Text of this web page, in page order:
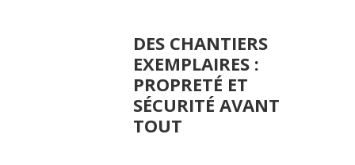
DES CHANTIERS
EXEMPLAIRES :
PROPRETÉ ET
SÉCURITÉ AVANT
TOUT